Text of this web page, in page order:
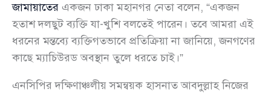
জামায়াতের একজন ঢাকা মহানগর নেতা বলেন, “একজন
হতাশ দলছুট ব্যক্তি যা-খুশি বলতেই পারেন। তবে আমরা এই
ধরনের মন্তব্যে ব্যক্তিগতভাবে প্রতিক্রিয়া না জানিয়ে, জনগণের
কাছে ম্যাচিউরড অবস্থান তুলে ধরতে চাই।”
এনসিপির দক্ষিণাঞ্চলীয় সমন্বয়ক হাসনাত আবদুল্লাহ নিজের